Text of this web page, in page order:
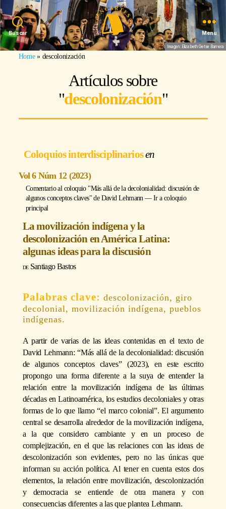
Buscar Menu
Imagen: Elizabeth Getse Barrera
Home» descolonización
Artículos sobre
"descolonización"
Coloquios interdisciplinarios
Vol 6 Núm 12 (2023)
Comentario al coloquio "Más allá de la decolonialidad: discusión de
algunos conceptos claves" deDavid Lehmann ―Ir a coloquio
principal
La movilización indígena y la
descolonización en América Latina:
algunas ideas para la discusión
Santiago Bastos
descolonización, giro
decolonial, movilización indígena, pueblos
indígenas.
A partir de varias de las ideas contenidas en el texto de
David Lehmann: “Más allá de la decolonialidad: discusión
de algunos conceptos claves” (2023), en este escrito
propongo una forma diferente a la suya de entender la
relación entre la movilización indígena de las últimas
décadas en Latinoamérica, los estudios decoloniales y otras
formas de lo que llamo “el marco colonial”. El argumento
central se desarrolla alrededor de la movilización indígena,
a la que considero cambiante y en un proceso de
complejización, en el que las relaciones con las ideas de
descolonización son evidentes, pero no las únicas que
informan su acción política. Al tener en cuenta estos dos
elementos, la relación entre movilización, descolonización
y democracia se entiende de otra manera y con
consecuencias diferentes a las que plantea Lehmann.